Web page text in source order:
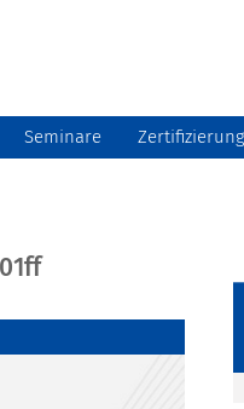
Seminare Zertifizierung